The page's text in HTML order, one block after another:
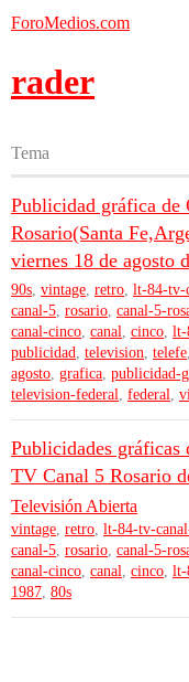
ForoMedios.com
rader
Tema
Publicidad gráfica de
Rosario(Santa
viernes 18 de agosto
90s, vintage, retro, lt-84-tv-
canal-5, rosario, canal-5-
canal-cinco, canal, cinco, lt-
publicidad, television, telefe,
agosto, grafica, publicidad-
television-federal, federal,
Publicidades gráficas
TV Canal 5 Rosario
Televisión Abierta
vintage, retro, lt-84-tv-
canal-5, rosario, canal-5-
canal-cinco, canal, cinco, lt-
1987, 80s